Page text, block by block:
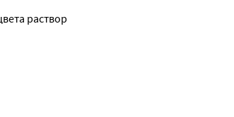
раствор